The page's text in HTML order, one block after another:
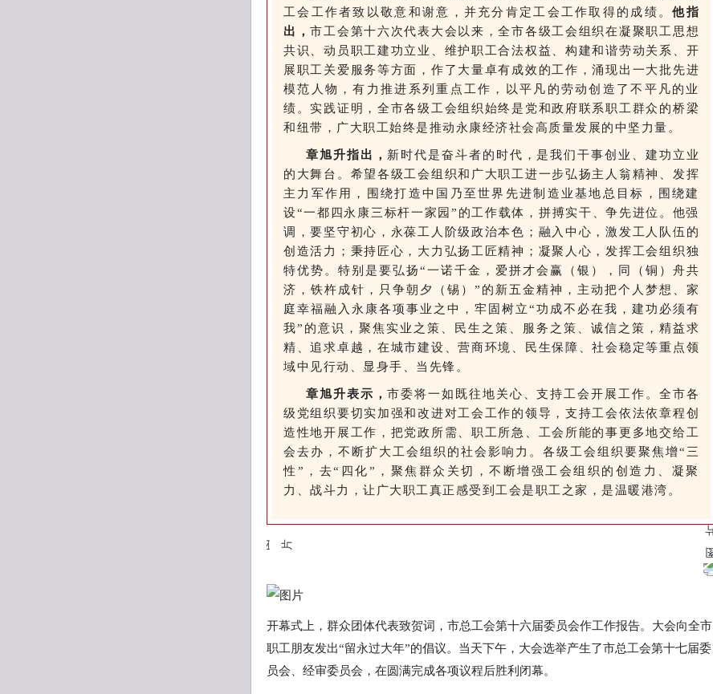
工会工作者致以敬意和谢意，并充分肯定工会工作取得的成绩。他指
出，市工会第十六次代表大会以来，全市各级工会组织在凝聚职工思想
共识、动员职工建功立业、维护职工合法权益、构建和谐劳动关系、开
展职工关爱服务等方面，作了大量卓有成效的工作，涌现出一大批先进
模范人物，有力推进系列重点工作，以平凡的劳动创造了不平凡的业
绩。实践证明，全市各级工会组织始终是党和政府联系职工群众的桥梁
和纽带，广大职工始终是推动永康经济社会高质量发展的中坚力量。
章旭升指出， 新时代是奋斗者的时代，是我们干事创业、建功立业
的大舞台。希望各级工会组织和广大职工进一步弘扬主人翁精神、发挥
主力军作用，围绕打造中国乃至世界先进制造业基地总目标，围绕建
设“一都四永康三标杆一家园”的工作载体，拼搏实干、争先进位。他强
调，要坚守初心，永葆工人阶级政治本色；融入中心，激发工人队伍的
创造活力；秉持匠心，大力弘扬工匠精神；凝聚人心，发挥工会组织独
特优势。特别是要弘扬“一诺千金，爱拼才会赢（银），同（铜）舟共
济，铁杵成针，只争朝夕（锡）”的新五金精神，主动把个人梦想、家
庭幸福融入永康各项事业之中，牢固树立“功成不必在我，建功必须有
我”的意识，聚焦实业之策、民生之策、服务之策、诚信之策，精益求
精、追求卓越，在城市建设、营商环境、民生保障、社会稳定等重点领
域中见行动、显身手、当先锋。
章旭升表示，市委将一如既往地关心、支持工会开展工作。全市各
级党组织要切实加强和改进对工会工作的领导，支持工会依法依章程创
造性地开展工作，把党政所需、职工所急、工会所能的事更多地交给工
会去办，不断扩大工会组织的社会影响力。各级工会组织要聚焦增“三
性”，去“四化”，聚焦群众关切，不断增强工会组织的创造力、凝聚
力、战斗力，让广大职工真正感受到工会是职工之家，是温暖港湾。
开幕式上，群众团体代表致贺词，市总工会第十六届委员会作工作报告。大会向全市
职工朋友发出“留永过大年”的倡议。当天下午，大会选举产生了市总工会第十七届委
员会、经审委员会，在圆满完成各项议程后胜利闭幕。